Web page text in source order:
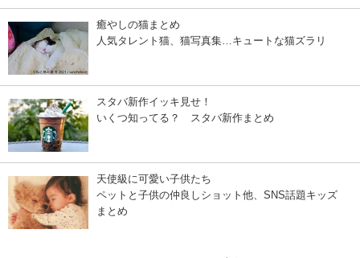
癒やしの猫まとめ
人気タレント猫、猫写真集…キュートな猫ズラリ
スタバ新作イッキ見せ！
いくつ知ってる？ スタバ新作まとめ
天使級に可愛い子供たち
ペットと子供の仲良しショット他、SNS話題キッズ
まとめ